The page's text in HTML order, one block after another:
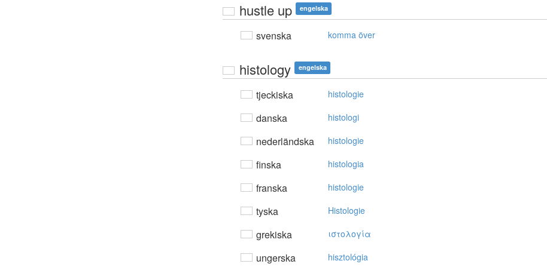
hustle up engelska
svenska komma över
histology engelska
tjeckiska histologie
danska histologi
nederländska histologie
finska histologia
franska histologie
tyska Histologie
grekiska ιστoλoγία
ungerska hisztológia